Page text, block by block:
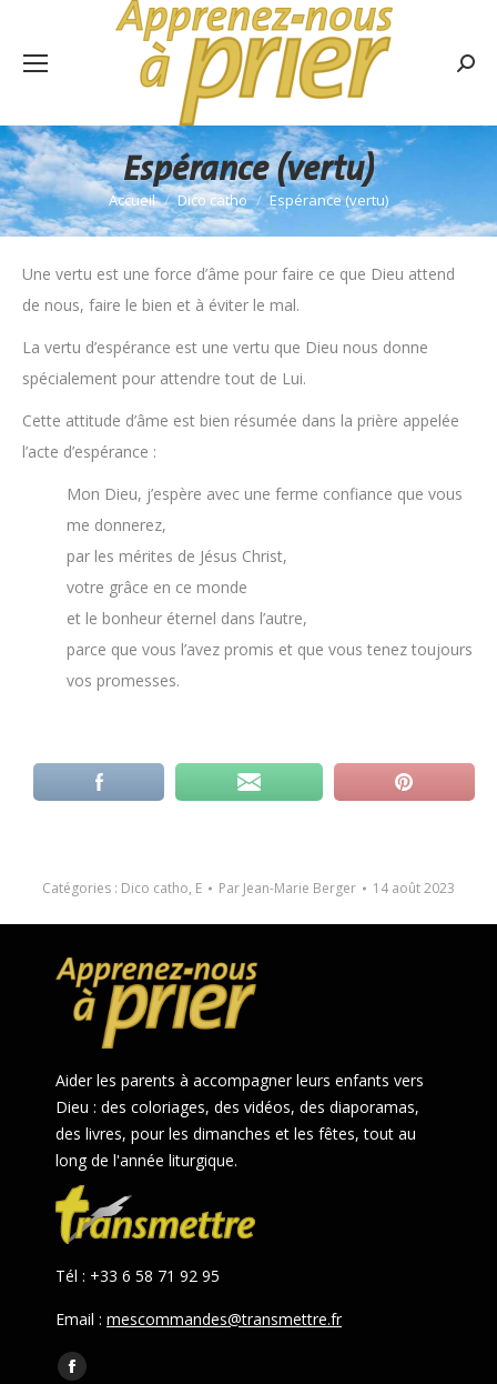
Espérance (vertu)
Vous êtes ici :
Accueil Dico catho Espérance (vertu)
Une vertu est une force d’âme pour faire ce que Dieu attend
de nous, faire le bien et à éviter le mal.
La vertu d’espérance est une vertu que Dieu nous donne
spécialement pour attendre tout de Lui.
Cette attitude d’âme est bien résumée dans la prière appelée
l’acte d’espérance :
Mon Dieu, j’espère avec une ferme confiance que vous
me donnerez,
par les mérites de Jésus Christ,
votre grâce en ce monde
et le bonheur éternel dans l’autre,
parce que vous l’avez promis et que vous tenez toujours
vos promesses.
Catégories : Dico catho, E Par Jean-Marie Berger 14 août 2023
Aider les parents à accompagner leurs enfants vers
Dieu : des coloriages, des vidéos, des diaporamas,
des livres, pour les dimanches et les fêtes, tout au
long de l'année liturgique.
Tél : +33 6 58 71 92 95
Email : mescommandes@transmettre.fr
Trouvez nous sur :